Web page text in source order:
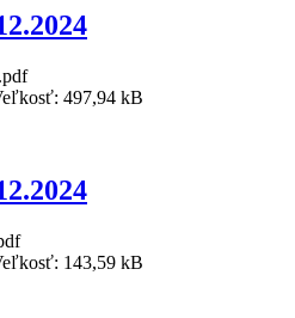
497,94 kB
143,59 kB